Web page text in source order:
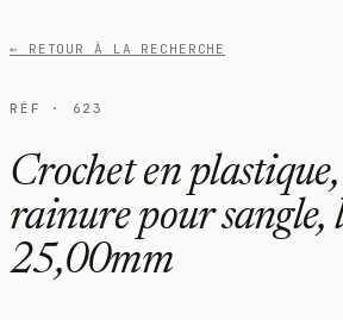
← RETOUR À LA RECHERCHE
RÉF · 623
Crochet en
rainure pour sangle,
25,00mm